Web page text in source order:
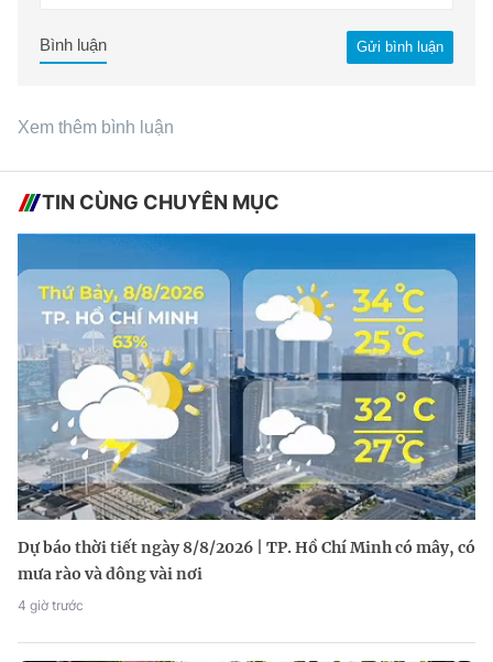
Gửi bình luận
Bình luận
Xem thêm bình luận
TIN CÙNG CHUYÊN MỤC
Dự báo thời tiết ngày 8/8/2026 | TP. Hồ Chí Minh có mây, có
mưa rào và dông vài nơi
4 giờ trước